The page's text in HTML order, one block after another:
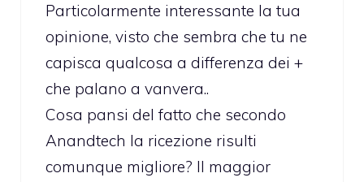
Particolarmente interessante la tua
opinione, visto che sembra che tu ne
capisca qualcosa a differenza dei +
che palano a vanvera..
Cosa pansi del fatto che secondo
Anandtech la ricezione risulti
comunque migliore? Il maggior